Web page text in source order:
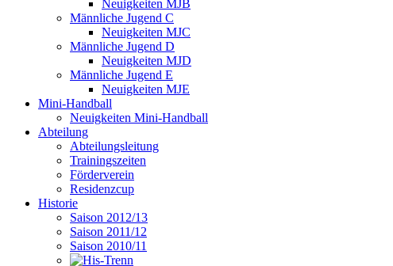
Neuigkeiten MJB
Männliche Jugend C
Neuigkeiten MJC
Männliche Jugend D
Neuigkeiten MJD
Männliche Jugend E
Neuigkeiten MJE
Mini-Handball
Neuigkeiten Mini-Handball
Abteilung
Abteilungsleitung
Trainingszeiten
Förderverein
Residenzcup
Historie
Saison 2012/13
Saison 2011/12
Saison 2010/11